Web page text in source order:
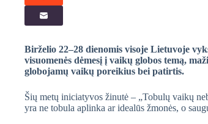
Birželio 22–28 dienomis visoje Lietuvoje
visuomenės dėmesį į vaikų globos temą,
globojamų vaikų poreikius bei patirtis.
Šių metų iniciatyvos žinutė – „Tobulų vaikų
yra ne tobula aplinka ar idealūs žmonės, o